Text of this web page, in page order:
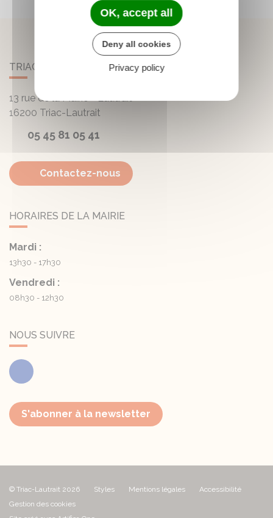
TRIAC-LAUTRAIT
13 rue de la Mairie - Lautrait
16200 Triac-Lautrait
05 45 81 05 41
Contactez-nous
HORAIRES DE LA MAIRIE
Mardi :
13h30 - 17h30
Vendredi :
08h30 - 12h30
NOUS SUIVRE
Facebook
S'abonner à la newsletter
© Triac-Lautrait 2026 Styles Mentions légales
Accessibilité
Gestion des cookies
OK, accept all
Deny all cookies
Privacy policy